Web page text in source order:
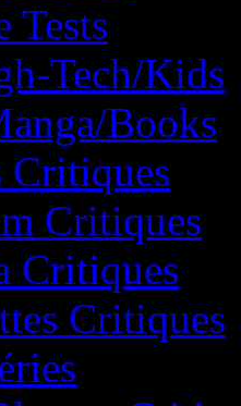
Tests
Tech/Kids
Books
Critiques
Critiques
Critiques
Critiques